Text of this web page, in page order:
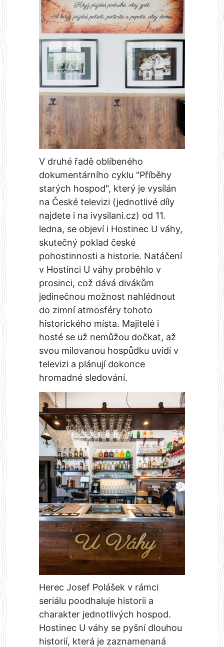
V druhé řadě oblíbeného
dokumentárního cyklu "Příběhy
starých hospod", který je vysílán
na České televizi (jednotlivé díly
najdete i na ivysilani.cz) od 11.
ledna, se objeví i Hostinec U váhy,
skutečný poklad české
pohostinnosti a historie. Natáčení
v Hostinci U váhy proběhlo v
prosinci, což dává divákům
jedinečnou možnost nahlédnout
do zimní atmosféry tohoto
historického místa. Majitelé i
hosté se už nemůžou dočkat, až
svou milovanou hospůdku uvidí v
televizi a plánují dokonce
hromadné sledování.
Herec Josef Polášek v rámci
seriálu poodhaluje historii a
charakter jednotlivých hospod.
Hostinec U váhy se pyšní dlouhou
historií, která je zaznamenaná